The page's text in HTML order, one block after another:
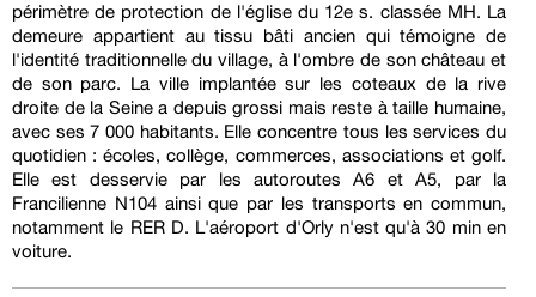
périmètre de protection de l'église du 12e s. classée MH. La
demeure appartient au tissu bâti ancien qui témoigne de
l'identité traditionnelle du village, à l'ombre de son château et
de son parc. La ville implantée sur les coteaux de la rive
droite de la Seine a depuis grossi mais reste à taille humaine,
avec ses 7 000 habitants. Elle concentre tous les services du
quotidien : écoles, collège, commerces, associations et golf.
Elle est desservie par les autoroutes A6 et A5, par la
Francilienne N104 ainsi que par les transports en commun,
notamment le RER D. L'aéroport d'Orly n'est qu'à 30 min en
voiture.